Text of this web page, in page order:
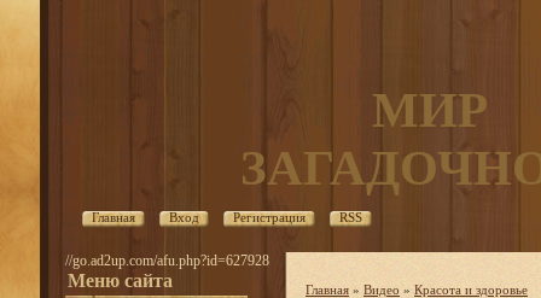
МИР
Главная Вход Регистрация RSS
//go.ad2up.com/afu.php?id=627928
Меню сайта Главная » Видео » Красота и здоровье